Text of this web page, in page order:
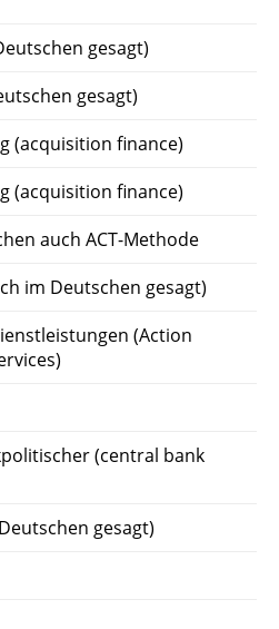
gesagt)
gesagt)
(acquisition finance)
(acquisition finance)
auch ACT-Methode
im Deutschen gesagt)
(Action
(central bank
gesagt)